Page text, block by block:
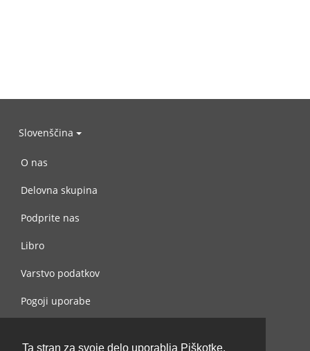
Ta stran za svoje delo uporablja Piškotke.
Slovenščina
O nas
Delovna skupina
Podprite nas
Libro
Varstvo podatkov
Pogoji uporabe